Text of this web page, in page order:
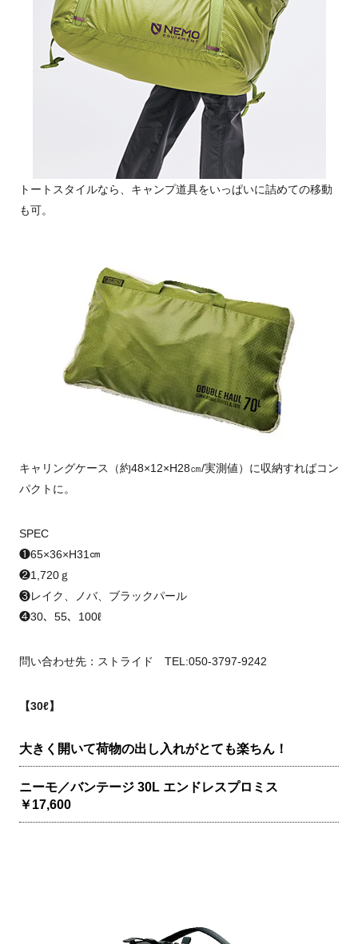
トートスタイルなら、キャンプ道具をいっぱいに詰めての移動
も可。
キャリングケース（約48×12×H28㎝/実測値）に収納すればコン
パクトに。
SPEC
❶65×36×H31㎝
❷1,720ｇ
❸レイク、ノバ、ブラックパール
❹30、55、100ℓ
問い合わせ先：ストライド TEL:050-3797-9242
【30ℓ】
大きく開いて荷物の出し入れがとても楽ちん！
ニーモ／バンテージ 30L エンドレスプロミス
￥17,600